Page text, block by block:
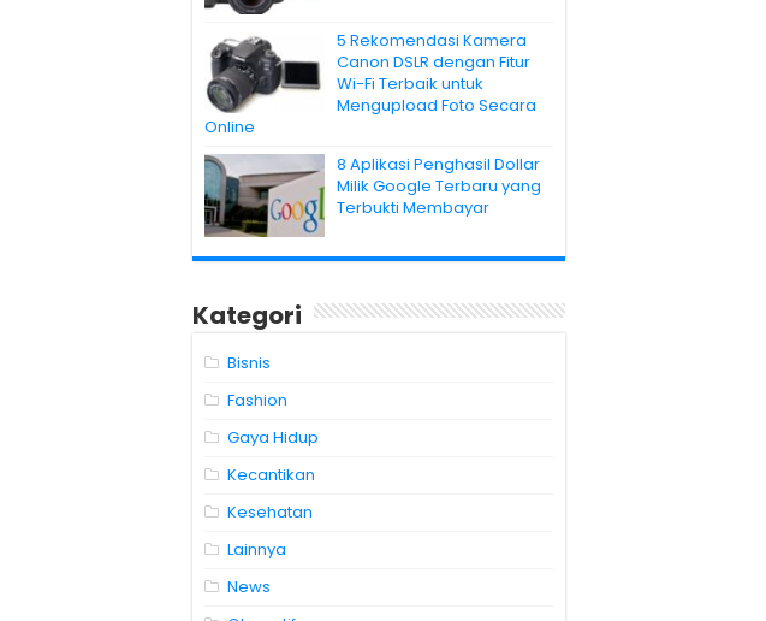
5 Rekomendasi Kamera
Canon DSLR dengan Fitur
Wi-Fi Terbaik untuk
Mengupload Foto Secara
Online
8 Aplikasi Penghasil Dollar
Milik Google Terbaru yang
Terbukti Membayar
Kategori
Bisnis
Fashion
Gaya Hidup
Kecantikan
Kesehatan
Lainnya
News